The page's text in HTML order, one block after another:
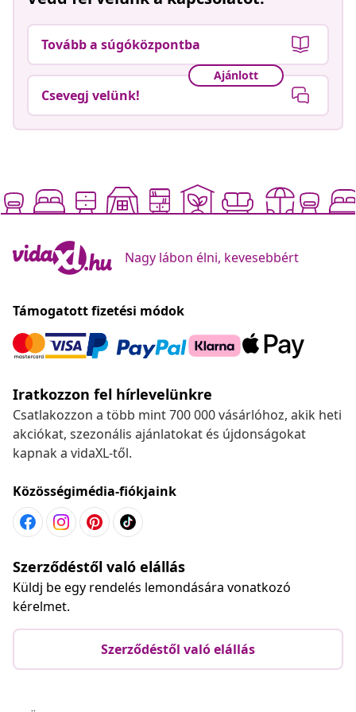
Tovább a súgóközpontba
Ajánlott
Csevegj velünk!
Nagy lábon élni, kevesebbért
Támogatott fizetési módok
Iratkozzon fel hírlevelünkre
Csatlakozzon a több mint 700 000 vásárlóhoz, akik heti
akciókat, szezonális ajánlatokat és újdonságokat
kapnak a vidaXL-től.
Közösségimédia-fiókjaink
Szerződéstől való elállás
Küldj be egy rendelés lemondására vonatkozó
kérelmet.
Szerződéstől való elállás